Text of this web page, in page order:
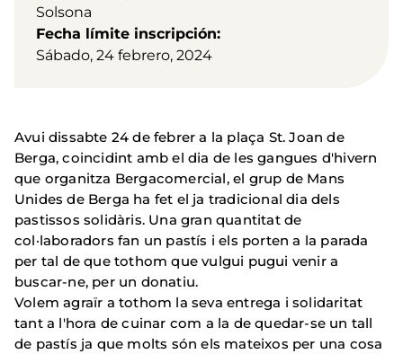
Solsona
Fecha límite inscripción
Sábado, 24 febrero, 2024
Avui dissabte 24 de febrer a la plaça St. Joan de
Berga, coincidint amb el dia de les gangues d'hivern
que organitza Bergacomercial, el grup de Mans
Unides de Berga ha fet el ja tradicional dia dels
pastissos solidàris. Una gran quantitat de
col·laboradors fan un pastís i els porten a la parada
per tal de que tothom que vulgui pugui venir a
buscar-ne, per un donatiu.
Volem agraïr a tothom la seva entrega i solidaritat
tant a l'hora de cuinar com a la de quedar-se un tall
de pastís ja que molts són els mateixos per una cosa